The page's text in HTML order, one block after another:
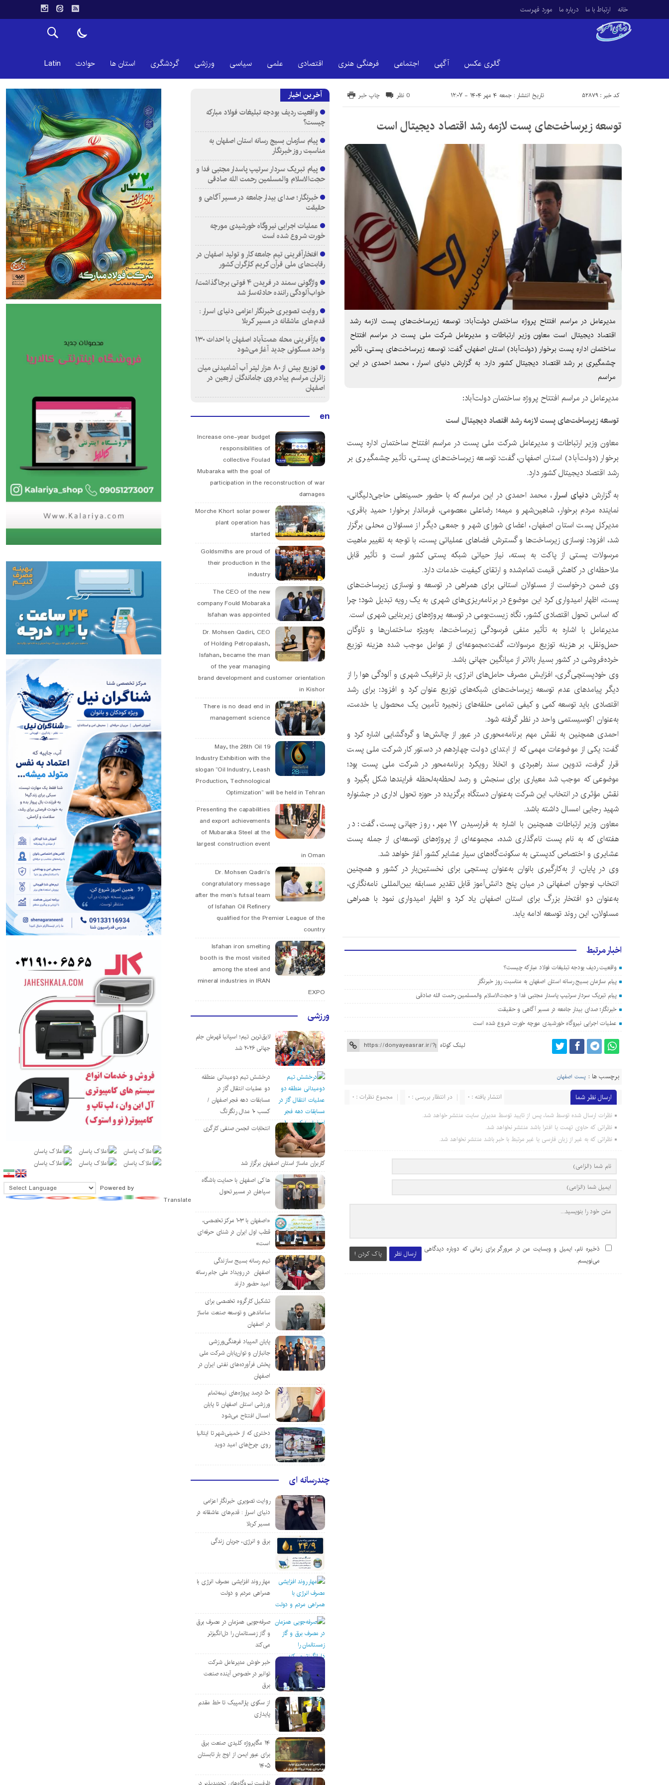
خانه ارتباط با ما درباره ما مورد فهرست
گالری عکس آگهی اجتماعی فرهنگی هنری اقتصادی علمی سیاسی ورزشی گردشگری استان ها حوادث Latin
تاریخ انتشار : جمعه ۴ مهر ۱۴۰۴ - ۱۲:۰۷ کد خبر : 52879 چاپ خبر 0 نظر
توسعه زیرساخت‌های پست لازمه رشد اقتصاد دیجیتال است
مدیرعامل در مراسم افتتاح پروژه ساختمان دولت‌آباد: توسعه زیرساخت‌های پست لازمه رشد
اقتصاد دیجیتال است معاون وزیر ارتباطات و مدیرعامل شرکت ملی پست در مراسم افتتاح
ساختمان اداره پست برخوار (دولت‌آباد) استان اصفهان، گفت: توسعه زیرساخت‌های پستی، تأثیر
چشمگیری بر رشد اقتصاد دیجیتال کشور دارد. به گزارش دنیای اسرار ، محمد احمدی در این
مراسم
مدیرعامل در مراسم افتتاح پروژه ساختمان دولت‌آباد:
توسعه زیرساخت‌های پست لازمه رشد اقتصاد دیجیتال است
معاون وزیر ارتباطات و مدیرعامل شرکت ملی پست در مراسم افتتاح ساختمان اداره پست
برخوار (دولت‌آباد) استان اصفهان، گفت: توسعه زیرساخت‌های پستی، تأثیر چشمگیری بر
رشد اقتصاد دیجیتال کشور دارد.
به گزارشدنیای اسرار ، محمد احمدی در این مراسم که با حضور حسینعلی حاجی‌دلیگانی،
نماینده مردم برخوار، شاهین‌شهر و میمه؛ رضاعلی معصومی، فرماندار برخوار؛ حمید باقری،
مدیرکل پست استان اصفهان، اعضای شورای شهر و جمعی دیگر از مسئولان محلی برگزار
شد، افزود: نوسازی زیرساخت‌ها و گسترش فضاهای عملیاتی پست، با توجه به تغییر ماهیت
مرسولات پستی از پاکت به بسته، نیاز حیاتی شبکه پستی کشور است و تأثیر قابل‌
ملاحظه‌ای در کاهش قیمت تمام‌شده و ارتقای کیفیت خدمات دارد.
وی ضمن درخواست از مسئولان استانی برای همراهی در توسعه و نوسازی زیرساخت‌های
پست، اظهار امیدواری کرد این موضوع در برنامه‌ریزی‌های شهری به یک رویه تبدیل شود؛ چرا
که اساس تحول اقتصادی کشور، نگاه زیست‌بومی در توسعه پروژه‌های زیربنایی شهری است.
مدیرعامل با اشاره به تأثیر منفی فرسودگی زیرساخت‌ها، به‌ویژه ساختمان‌ها و ناوگان
حمل‌ونقل، بر هزینه توزیع مرسولات، گفت:مجموعه‌ای از عوامل موجب شده هزینه توزیع
خرده‌فروشی در کشور بسیار بالاتر از میانگین جهانی باشد.
وی خودپستچی‌گری، افزایش مصرف حامل‌های انرژی، بار ترافیک شهری و آلودگی هوا را از
دیگر پیامدهای عدم توسعه زیرساخت‌های شبکه‌های توزیع عنوان کرد و افزود: برای رشد
اقتصادی باید توسعه کمی و کیفی تمامی حلقه‌های زنجیره تأمین یک محصول یا خدمت،
به‌عنوان اکوسیستمی واحد در نظر گرفته شود.
احمدی همچنین به نقش مهم برنامه‌محوری در عبور از چالش‌ها و گره‌گشایی اشاره کرد و
گفت: یکی از موضوعات مهمی که از ابتدای دولت چهاردهم در دستور کار شرکت ملی پست
قرار گرفت، تدوین سند راهبردی و اتخاذ رویکرد برنامه‌محور در شرکت ملی پست بود؛
موضوعی که موجب شد معیاری برای سنجش و رصد لحظه‌به‌لحظه فرایندها شکل بگیرد و
نقش مؤثری در انتخاب این شرکت به‌عنوان دستگاه برگزیده در حوزه تحول اداری در جشنواره
شهید رجایی امسال داشته باشد.
معاون وزیر ارتباطات همچنین با اشاره به فرارسیدن ۱۷ مهر، روز جهانی پست، گفت: در
هفته‌ای که به نام پست نام‌گذاری شده، مجموعه‌ای از پروژه‌های توسعه‌ای از جمله پست
عشایری و اختصاص کدپستی به سکونت‌گاه‌های سیار عشایر کشور آغاز خواهد شد.
وی در پایان، از به‌کارگیری بانوان به‌عنوان پستچی برای نخستین‌بار در کشور و همچنین
انتخاب نوجوان اصفهانی در میان پنج دانش‌آموز قابل تقدیر مسابقه بین‌المللی نامه‌نگاری،
به‌عنوان دو افتخار بزرگ برای استان اصفهان یاد کرد و اظهار امیدواری نمود با همراهی
مسئولان، این روند توسعه ادامه یابد.
اخبار مرتبط
واقعیت ردیف بودجه تبلیغات فولاد مبارکه چیست؟
پیام سازمان بسیج رسانه استان اصفهان به مناسبت روز خبرنگار
پیام تبریک سردار سرتیپ پاسدار مجتبی فدا و حجت‌الاسلام والمسلمین رحمت الله صادقی
خبرنگار؛ صدای بیدار جامعه در مسیر آگاهی و حقیقت
عملیات اجرایی نیروگاه خورشیدی مورچه خورت شروع شده است
لینک کوتاه
برچسب ها : پست اصفهان
ارسال نظر شما مجموع نظرات : 0 در انتظار بررسی : 0 انتشار یافته : 0
نظرات ارسال شده توسط شما، پس از تایید توسط مدیران سایت منتشر خواهد شد.
نظراتی که حاوی تهمت یا افترا باشد منتشر نخواهد شد.
نظراتی که به غیر از زبان فارسی یا غیر مرتبط با خبر باشد منتشر نخواهد شد.
ارسال نظر پاک کردن !
ذخیره نام، ایمیل و وبسایت من در مرورگر برای زمانی که دوباره دیدگاهی
می‌نویسم.
آخرین اخبار
واقعیت ردیف بودجه تبلیغات فولاد مبارکه
چیست؟
پیام سازمان بسیج رسانه استان اصفهان به
مناسبت روز خبرنگار
پیام تبریک سردار سرتیپ پاسدار مجتبی فدا و
حجت‌الاسلام والمسلمین رحمت الله صادقی
خبرنگار؛ صدای بیدار جامعه در مسیر آگاهی و
حقیقت
عملیات اجرایی نیروگاه خورشیدی مورچه
خورت شروع شده است
افتخارآفرینی تیم جامعه کار و تولید اصفهان در
رقابت‌های ملی قرآن کریم کارگران کشور
واژگونی سمند در فریدن ۴ فوتی برجا گذاشت/
خواب‌آلودگی راننده حادثه‌ساز شد
روایت تصویری خبرنگار اعزامی دنیای اسرار :
قدم‌های عاشقانه در مسیر کربلا
بازآفرینی محله همت‌آباد اصفهان با احداث ۱۳۰
واحد مسکونی جدید آغاز می‌شود
توزیع بیش از ۸۰ هزار لیتر آب آشامیدنی میان
زائران مراسم پیاده‌روی جاماندگان اربعین در
اصفهان
en
Increase one-year budget
responsibilities of
collective Foulad
Mubaraka with the goal of
participation in the reconstruction of war
damages
Morche Khort solar power
plant operation has
started
Goldsmiths are proud of
their production in the
industry
The CEO of the new
company Fould Mobaraka
Isfahan was appointed
Dr. Mohsen Qadiri, CEO
of Holding Petropalash,
Isfahan, became the man
of the year managing
brand development and customer orientation
in Kishor
There is no dead end in
management science
19 May, the 28th Oil
Industry Exhibition with the
slogan “Oil Industry, Leash
Production, Technological
Optimization” will be held in Tehran
Presenting the capabilities
and export achievements
of Mubaraka Steel at the
largest construction event
in Oman
Dr. Mohsen Qadiri’s
congratulatory message
after the men’s futsal team
of Isfahan Oil Refinery
qualified for the Premier League of the
country
Isfahan iron smelting
booth is the most visited
among the steel and
mineral industries in IRAN
EXPO
ورزشی
لایق‌ترین تیم؛ اسپانیا قهرمان جام
جهانی ۲۰۲۶ شد
درخشش تیم دومیدانی منطقه
دو عملیات انتقال گاز در
مسابقات دهه فجر اصفهان /
کسب ۱۰ مدال رنگارنگ
انتخابات انجمن صنفی کارگری
کاربران ماساژ استان اصفهان برگزار شد
هاکی اصفهان با حمایت باشگاه
سپاهان در مسیر تحول
«اصفهان با ۱۰۳ مرکز تخصصی،
قطب اول ایران در شنای حرفه‌ای
است»
تیم رسانه بسیج سازندگی
اصفهان در رویداد ملی جام رسانه
امید حضور دارند
تشکیل کارگروه تخصصی برای
ساماندهی و توسعه صنعت ماساژ
در اصفهان
پایان المپیاد فرهنگی‌ورزشی
جانبازان و توان‌یابان شرکت ملی
پخش فرآورده‌های نفتی ایران در
اصفهان
۵۰ درصد پروژه‌های نیمه‌تمام
ورزشی استان اصفهان تا پایان
امسال افتتاح می‌شود
دختری که از خمینی‌شهر تا ایتالیا
روی چرخ‌های امید دوید
چندرسانه ای
روایت تصویری خبرنگار اعزامی
دنیای اسرار : قدم‌های عاشقانه در
مسیر کربلا
برق و انرژی، جریان زندگی
مهار روند افزایشی مصرف انرژی با
همراهی مردم و دولت
صرفه‌جویی همزمان در مصرف برق
و گاز زمستانمان را دل‌انگیزتر
می‌کند
خبر خوش مدیرعامل شرکت
توانیر در خصوص آینده صنعت
برق
از سکوی پارالمپیک تا خط مقدم
پایداری
۱۴ مگاپروژه‌ کلیدی صنعت برق
برای عبور ایمن از اوج بار تابستان
۱۴۰۵
Powered by
Translate